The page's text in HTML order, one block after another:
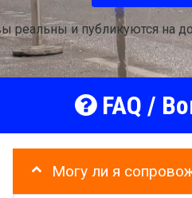
реальны и публикуются на
FAQ /
Могу ли я